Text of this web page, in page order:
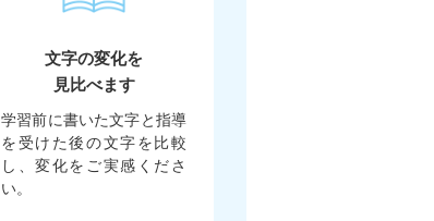
文字の変化を
見比べます
学習前に書いた文字と指導
を受けた後の文字を比較
し、変化をご実感くださ
い。